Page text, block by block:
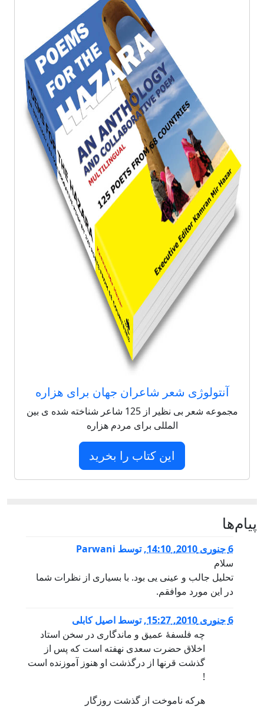
آنتولوژی شعر شاعران جهان برای هزاره
مجموعه شعر بی نظیر از 125 شاعر شناخته شده ی بین
المللی برای مردم هزاره
این کتاب را بخرید
پيام‌ها
6 جنوری 2010, 14:10 ,توسط Parwani
سلام
تحلیل جالب و عینی یی بود. با بسیاری از نظرات شما
در این مورد موافقم.
6 جنوری 2010, 15:27 ,توسط اصیل کابلی
چه فلسفۀ عمیق و ماندگاری در سخن استاد
اخلاق حضرت سعدی نهفته است که پس از
گذشت قرنها از درگذشت او هنوز آموزنده است
!
هرکه ناموخت از گذشت روزگار